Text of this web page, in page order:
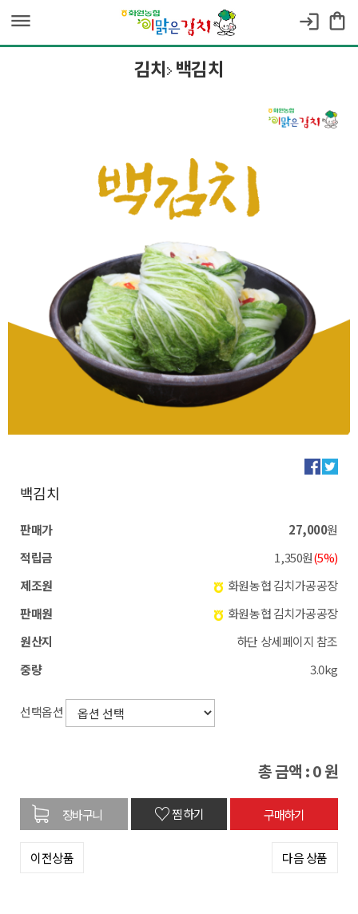
dehaze login shopping_bag
김치 백김치
백김치
판매가 27,000원
적립금
1,350원(5%)
제조원
화원농협 김치가공공장
판매원
화원농협 김치가공공장
원산지
하단 상세페이지 참조
중량
3.0kg
선택옵션
총 금액 :0원
♡찜하기
이전상품 다음 상품